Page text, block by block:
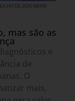
DE 2026 08H00
mas são as
e
de
O
mais,